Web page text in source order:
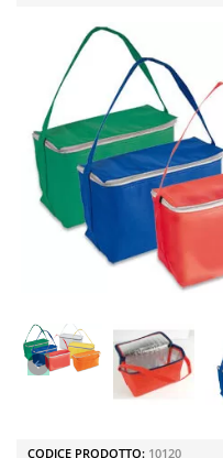
CODICE PRODOTTO: 10120